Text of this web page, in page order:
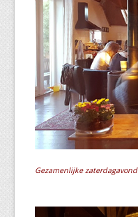
Gezamenlijke zaterdagavond